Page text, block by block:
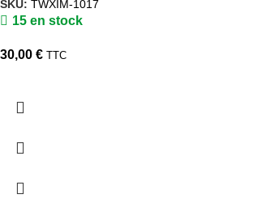
SKU: TWXIM-1017
15 en stock
30,00 € TTC